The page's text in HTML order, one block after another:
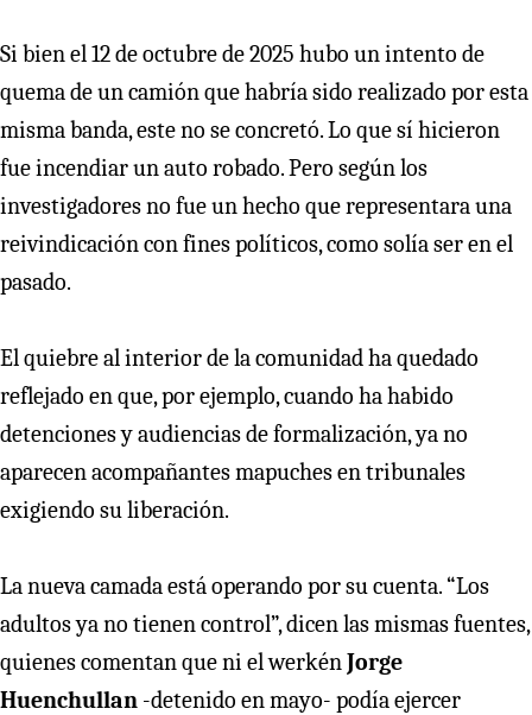
Si bien el 12 de octubre de 2025 hubo un intento de
quema de un camión que habría sido realizado por esta
misma banda, este no se concretó. Lo que sí hicieron
fue incendiar un auto robado. Pero según los
investigadores no fue un hecho que representara una
reivindicación con fines políticos, como solía ser en el
pasado.
El quiebre al interior de la comunidad ha quedado
reflejado en que, por ejemplo, cuando ha habido
detenciones y audiencias de formalización, ya no
aparecen acompañantes mapuches en tribunales
exigiendo su liberación.
La nueva camada está operando por su cuenta. “Los
adultos ya no tienen control”, dicen las mismas fuentes,
quienes comentan que ni el werkénJorge
Huenchullan -detenido en mayo- podía ejercer